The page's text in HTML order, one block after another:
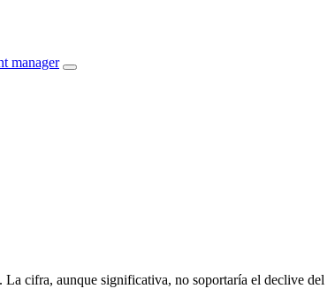
manager
La cifra, aunque significativa, no soportaría el declive del